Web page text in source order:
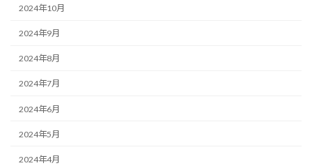
2024年10月
2024年9月
2024年8月
2024年7月
2024年6月
2024年5月
2024年4月